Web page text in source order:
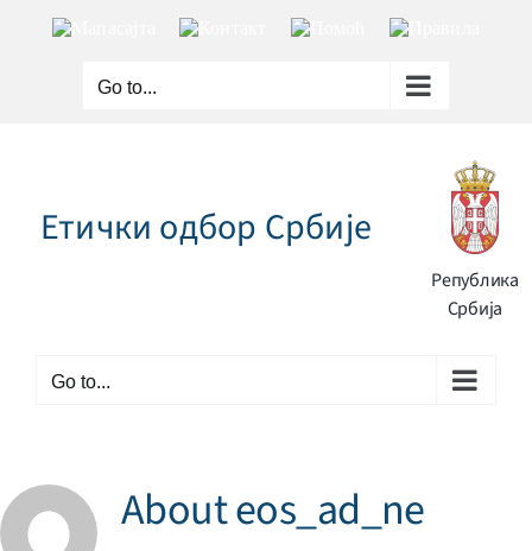
Мапа
Контакт Помоћ Правила
Go to...
Етички одбор Србије
Република
Србија
Go to...
Abouteos_ad_ne